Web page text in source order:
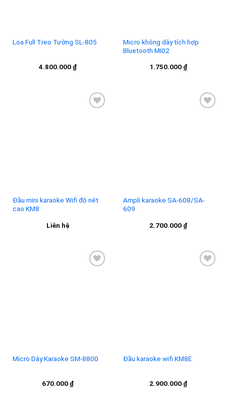
Loa Full Treo Tường SL-805
4.800.000 ₫
Micro không dây tích hợp
Bluetooth MI02
1.750.000 ₫
Đầu mini karaoke Wifi độ nét
cao KM8
Liên hệ
Ampli karaoke SA-608/SA-
609
2.700.000 ₫
Micro Dây Karaoke SM-8800
670.000 ₫
Đầu karaoke wifi KM8E
2.900.000 ₫